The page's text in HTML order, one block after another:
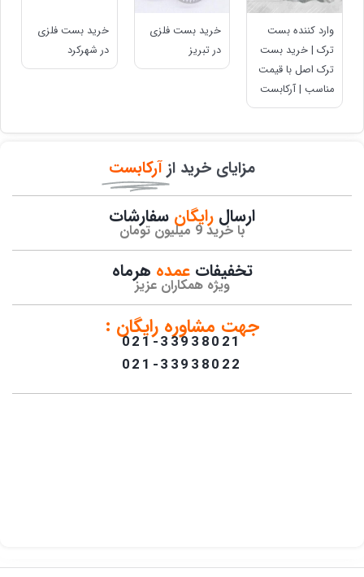
وارد کننده بست
ترک | خرید بست
ترک اصل با قیمت
مناسب | آرکابست
خرید بست فلزی
در تبریز
خرید بست فلزی
در شهرکرد
مزایای خرید از آرکابست
ارسال رایگان سفارشات​
با خرید 9 میلیون تومان
تخفیفاتعمده هرماه
ویژه همکاران عزیز
جهت مشاوره رایگان :
021-33938021
021-33938022